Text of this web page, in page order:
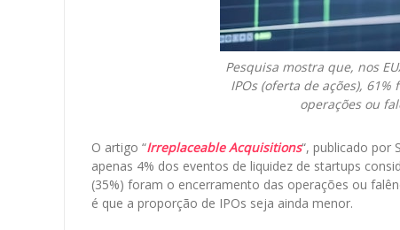
Pesquisa mostra que, nos
IPOs (oferta de ações),
operações ou
O artigo “Irreplaceable Acquisitions“, publicado por
apenas 4% dos eventos de liquidez de startups
(35%) foram o encerramento das operações ou
é que a proporção de IPOs seja ainda menor.